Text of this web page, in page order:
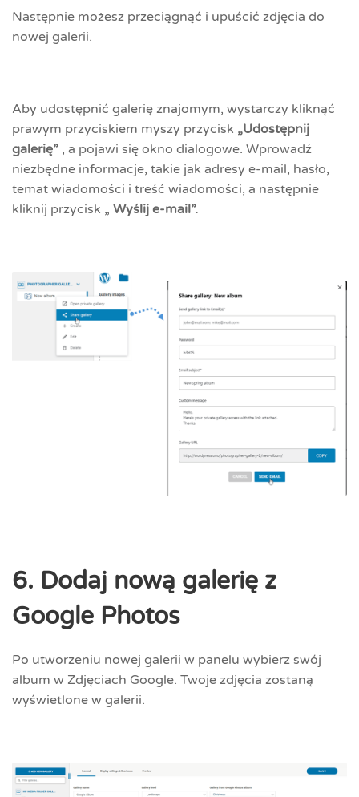
Następnie możesz przeciągnąć i upuścić zdjęcia do
nowej galerii.
Aby udostępnić galerię znajomym, wystarczy kliknąć
prawym przyciskiem myszy przycisk „Udostępnij
galerię” , a pojawi się okno dialogowe. Wprowadź
niezbędne informacje, takie jak adresy e-mail, hasło,
temat wiadomości i treść wiadomości, a następnie
kliknij przycisk „ Wyślij e-mail”.
6. Dodaj nową galerię z
Google Photos
Po utworzeniu nowej galerii w panelu wybierz swój
album w Zdjęciach Google. Twoje zdjęcia zostaną
wyświetlone w galerii.